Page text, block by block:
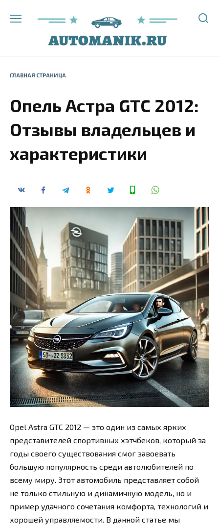
ГЛАВНАЯ СТРАНИЦА
Опель Астра GTC 2012:
Отзывы владельцев и
характеристики
Opel Astra GTC 2012 — это один из самых ярких
представителей спортивных хэтчбеков, который за
годы своего существования смог завоевать
большую популярность среди автолюбителей по
всему миру. Этот автомобиль представляет собой
не только стильную и динамичную модель, но и
пример удачного сочетания комфорта, технологий и
хорошей управляемости. В данной статье мы